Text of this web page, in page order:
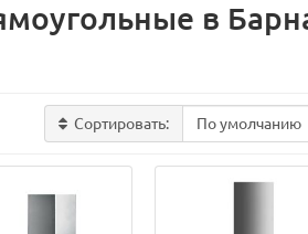
в
Сортировать: